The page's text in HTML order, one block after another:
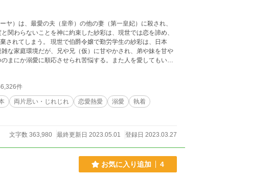
）は、最愛の夫（皇帝）の他の妻（第一皇妃）に殺され、
勤労学生の紗彩は、日本
な家庭環境だが、兄や兄（仮）に甘やかされ、弟や妹を甘や
、再び死の危険が迫る。そして逆行前に起きた紗彩の死の真
でも投稿中
件
両片思い・じれじれ 恋愛熱愛 溺愛
執着
文字数 363,980 最終更新日 2023.05.01 登録日 2023.03.27
お気に入り追加 4